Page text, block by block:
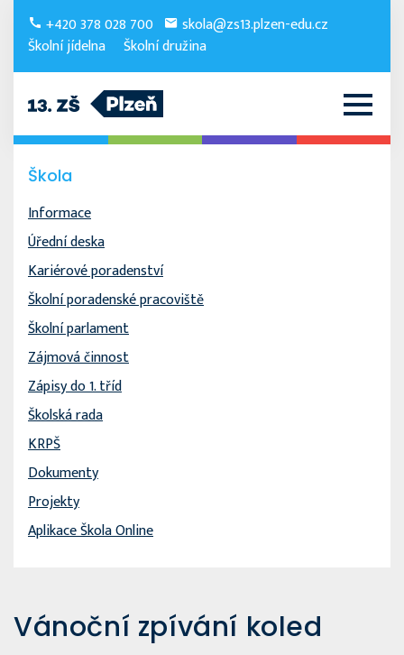
+420 378 028 700
skola@zs13.plzen-edu.cz
Školní jídelna
Školní družina
Škola
Informace
Úřední deska
Kariérové poradenství
Školní poradenské pracoviště
Školní parlament
Zájmová činnost
Zápisy do 1. tříd
Školská rada
KRPŠ
Dokumenty
Projekty
Aplikace Škola Online
Vánoční zpívání koled